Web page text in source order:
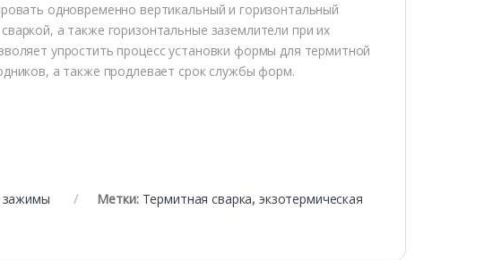
одновременно вертикальный и горизонтальный
а также горизонтальные заземлители при их
упростить процесс установки формы для термитной
а также продлевает срок службы форм.
Метки: Термитная сварка, экзотермическая